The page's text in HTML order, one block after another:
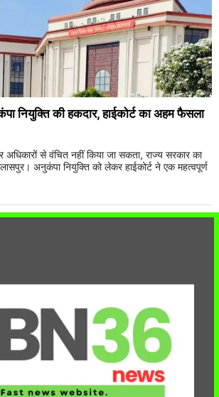
नियुक्ति की हकदार, हाईकोर्ट का अहम फैसला
अधिकारों से वंचित नहीं किया जा सकता, राज्य सरकार का
अनुकंपा नियुक्ति को लेकर हाईकोर्ट ने एक महत्वपूर्ण